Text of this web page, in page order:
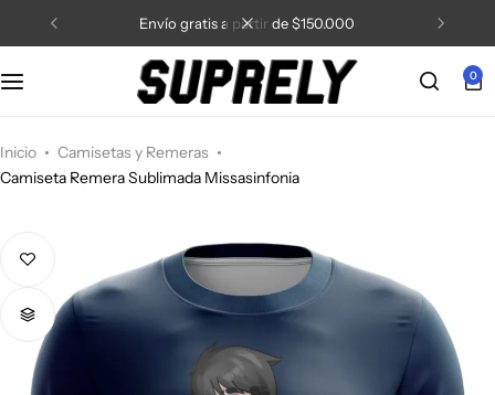
envío gratis a partir de $150.000
0
Inicio
Camisetas y Remeras
Camiseta Remera Sublimada Missasinfonia